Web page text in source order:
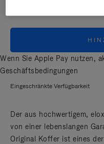
Wenn Sie Apple Pay nutzen,
Geschäftsbedingungen
Eingeschränkte Verfügbarkeit
Der aus hochwertigem,
von einer lebenslangen
Original Koffer ist eines